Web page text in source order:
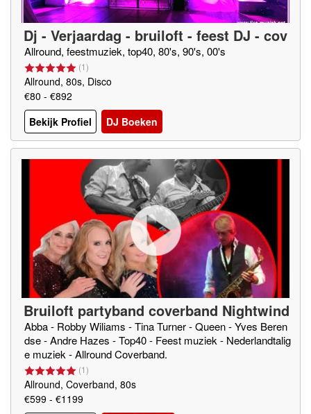
Dj - Verjaardag - bruiloft - feest DJ - cov
erband - karaoke show.
Allround, feestmuziek, top40, 80's, 90's, 00's
(1)
Allround, 80s, Disco
€80 - €892
Bekijk Profiel
DJ Boeken
Bruiloft partyband coverband Nightwind
Abba - Robby Wiliams - Tina Turner - Queen - Yves Beren
dse - Andre Hazes - Top40 - Feest muziek - Nederlandtalig
e muziek - Allround Coverband.
(1)
Allround, Coverband, 80s
€599 - €1199